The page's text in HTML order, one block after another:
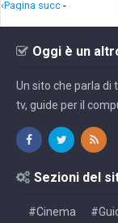
‹Pagina succ -
Oggi è un
Un sito che parla di
tv, guide per il
Sezioni del
#Cinema